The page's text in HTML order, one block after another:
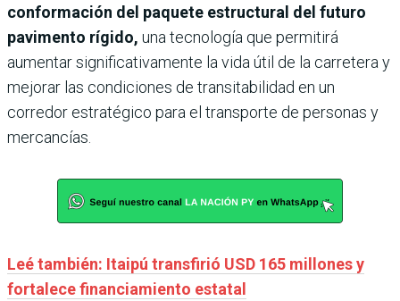
conformación del paquete estructural del futuro
pavimento rígido, una tecnología que permitirá
aumentar significativamente la vida útil de la carretera y
mejorar las condiciones de transitabilidad en un
corredor estratégico para el transporte de personas y
mercancías.
Leé también: Itaipú transfirió USD 165 millones y
fortalece financiamiento estatal